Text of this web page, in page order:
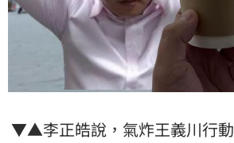
▼▲李正皓說，氣炸王義川行